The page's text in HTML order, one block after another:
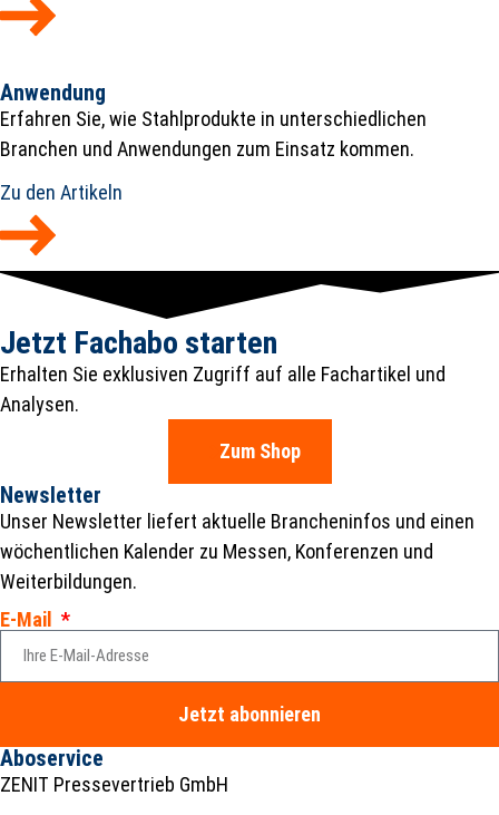
Anwendung
Erfahren Sie, wie Stahlprodukte in unterschiedlichen
Branchen und Anwendungen zum Einsatz kommen.
Zu den Artikeln
Jetzt Fachabo starten
Erhalten Sie exklusiven Zugriff auf alle Fachartikel und
Analysen.
Zum Shop
Newsletter
Unser Newsletter liefert aktuelle Brancheninfos und einen
wöchentlichen Kalender zu Messen, Konferenzen und
Weiterbildungen.
E-Mail
Jetzt abonnieren
Aboservice
ZENIT Pressevertrieb GmbH